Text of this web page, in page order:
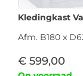
Kledingkast
Afm. B180 x
€ 599,00